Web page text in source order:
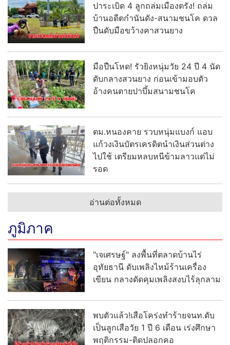
ปาระเบิด 4 ลูกถล่มเมืองตรัง! ถล่ม
บ้านอดีตกำนันดัง-สนามชนโค ดวล
ปืนดับมือขว้างคาสวนยาง
มือปืนโหด! รัวยิงหนุ่มวัย 24 ปี 4 นัด
ดับกลางสวนยาง ก่อนเข้ามอบตัว
อ้างคนตายปาบึ้มสนามชนโค
ตม.หนองคาย รวบหนุ่มแบงก์ แอบ
แก้วงเงินบัตรเครดิตนำเงินส่วนต่าง
ไปใช้ เตรียมหลบหนีข้ามลาวแต่ไม่
รอด
อ่านต่อทั้งหมด
ภูมิภาค
"เจเศรษฐ์" ลงพื้นที่ตลาดบ้านไร่
อุทัยธานี ดับเพลิงไหม้ร้านเครื่อง
เขียน กลางดัดคุมเพลิงสงบไร้ลุกลาม
พบตัวแล้ว!เสือโคร่งทำร้ายจนท.ดับ
เป็นลูกเสือวัย 1 ปี 6 เดือน เร่งศึกษา
พฤติกรรม-ติดปลอกคอ